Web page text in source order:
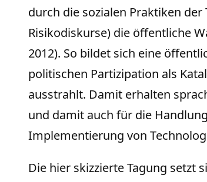
durch die sozialen Praktiken
Risikodiskurse) die öffentliche
2012). So bildet sich eine
politischen Partizipation als
ausstrahlt. Damit erhalten
und damit auch für die
Implementierung von
Die hier skizzierte Tagung setzt